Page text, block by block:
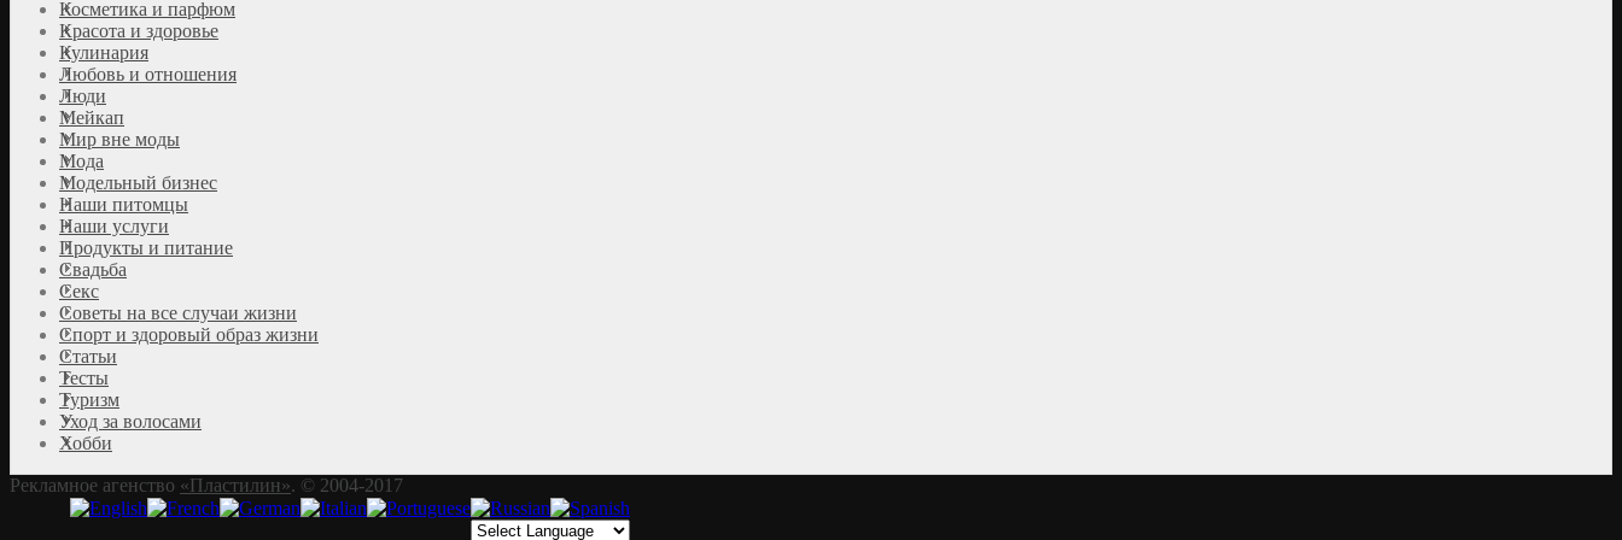
Косметика и парфюм
Красота и здоровье
Кулинария
Любовь и отношения
Люди
Мейкап
Мир вне моды
Мода
Модельный бизнес
Наши питомцы
Наши услуги
Продукты и питание
Свадьба
Секс
Советы на все случаи жизни
Спорт и здоровый образ жизни
Статьи
Тесты
Туризм
Уход за волосами
Хобби
Рекламное агенство «Пластилин». © 2004-2017